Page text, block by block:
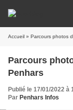
Accueil » Parcours photos
Parcours
Penhars
Publié le 17/01/2022 à
Par Penhars Infos